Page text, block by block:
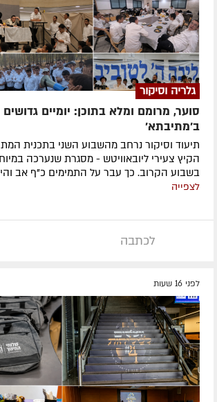
גלריה וסיקור
סוער, מרומם ומלא בתוכן: יומיים גדושים
ב'מתיבתא'
תיעוד וסיקור נרחב מהשבוע השני בתכנית
הקיץ צעירי ליובאוויטש - מסגרת שנערכה
בשבוע הקרוב. כך עבר על התמימים כ"ף אב
לצפייה
לכתבה
לפני 16 שעות